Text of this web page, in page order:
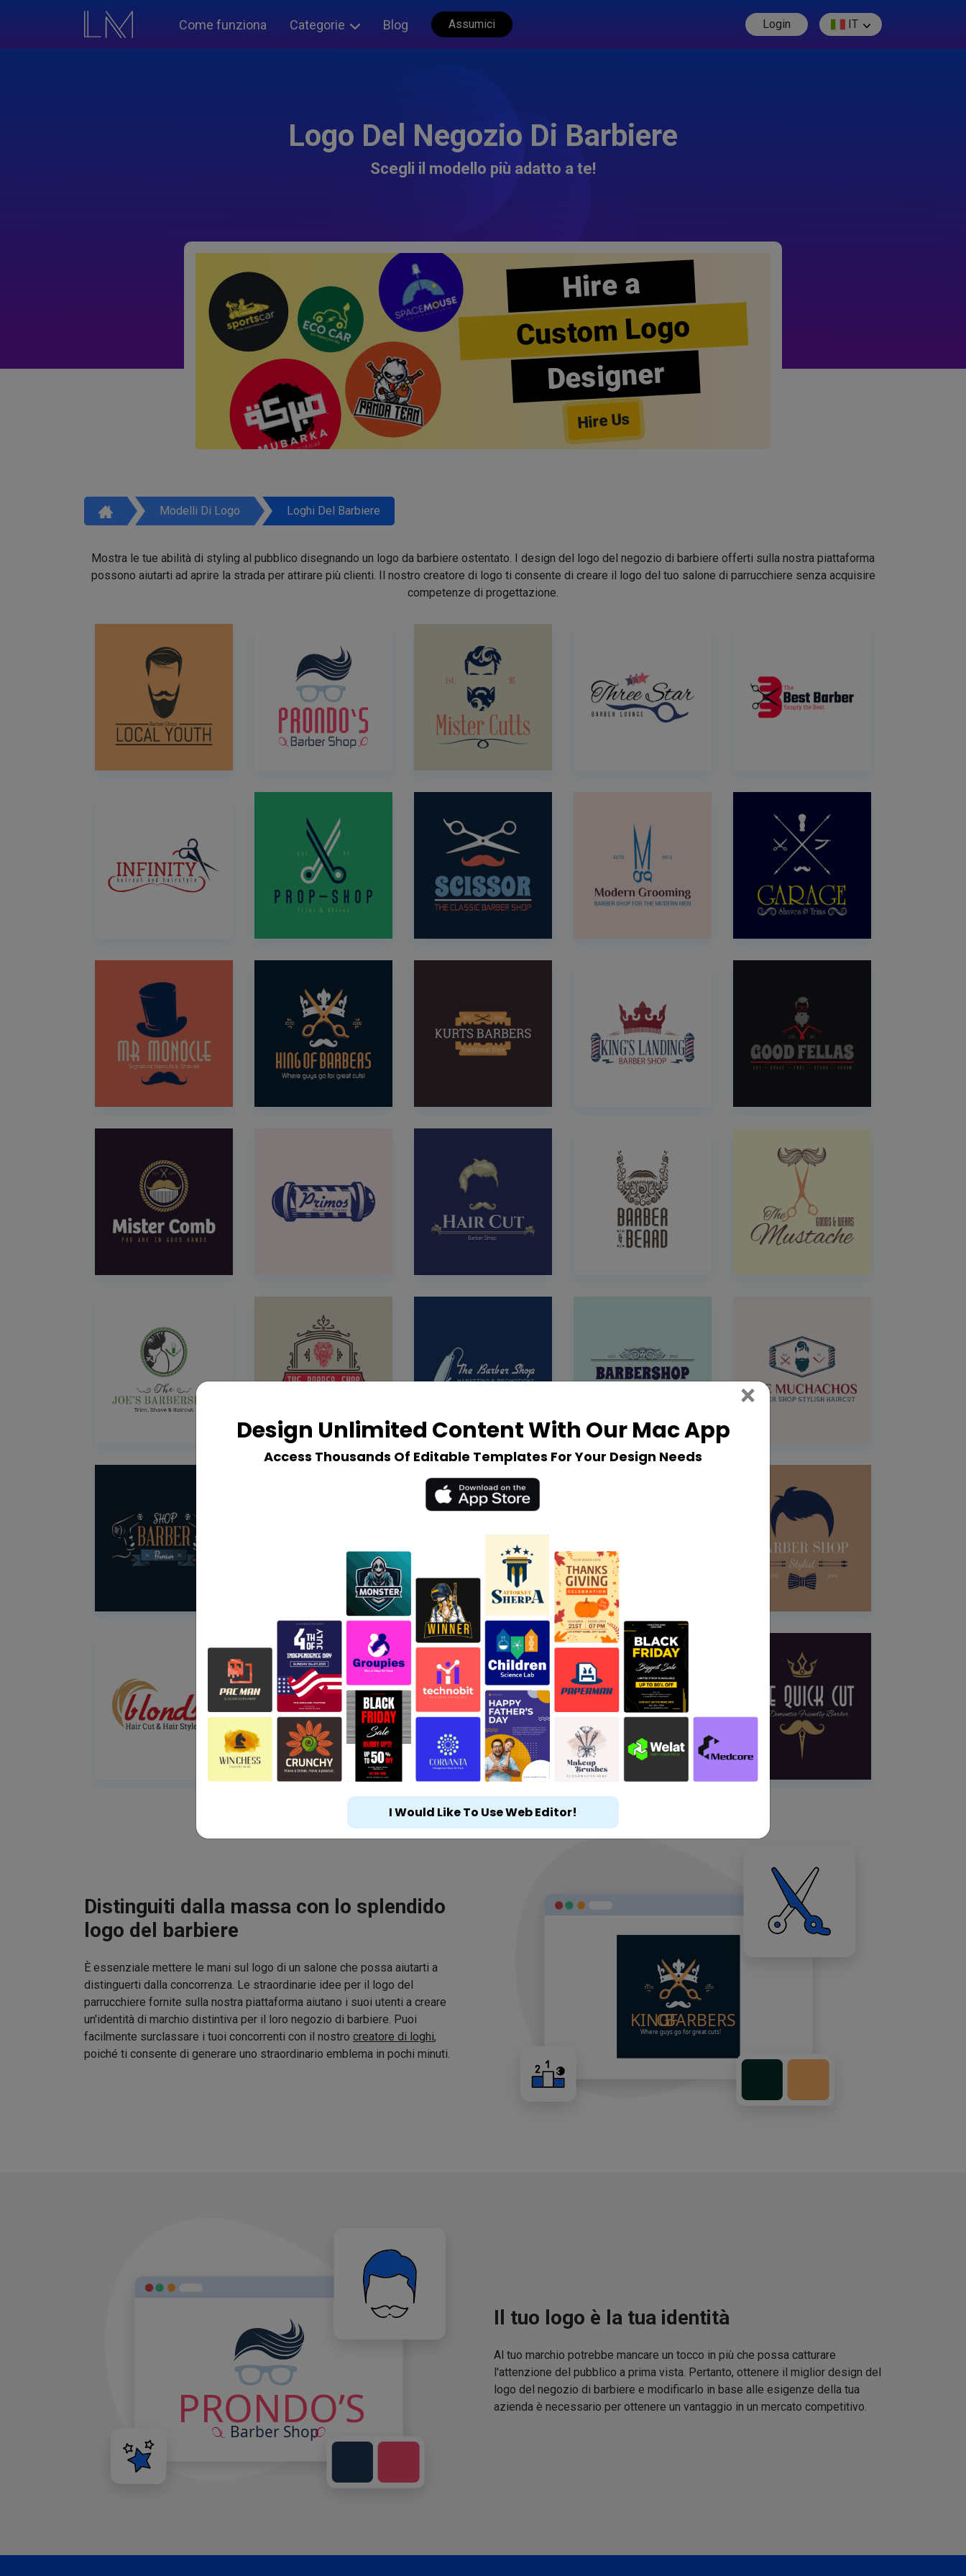
Come funziona Categorie Blog Assumici Login IT
Logo Del Negozio Di Barbiere
Scegli il modello più adatto a te!
Hire a
Custom Logo
Designer
Hire Us
Modelli Di Logo Loghi Del Barbiere
Mostra le tue abilità di styling al pubblico disegnando un logo da barbiere ostentato. I design del logo del negozio di barbiere offerti sulla nostra piattaforma
possono aiutarti ad aprire la strada per attirare più clienti. Il nostro creatore di logo ti consente di creare il logo del tuo salone di parrucchiere senza acquisire
competenze di progettazione.
Distinguiti dalla massa con lo splendido
logo del barbiere
È essenziale mettere le mani sul logo di un salone che possa aiutarti a
distinguerti dalla concorrenza. Le straordinarie idee per il logo del
parrucchiere fornite sulla nostra piattaforma aiutano i suoi utenti a creare
un'identità di marchio distintiva per il loro negozio di barbiere. Puoi
facilmente surclassare i tuoi concorrenti con il nostro creatore di loghi,
poiché ti consente di generare uno straordinario emblema in pochi minuti.
Il tuo logo è la tua identità
Al tuo marchio potrebbe mancare un tocco in più che possa catturare
l'attenzione del pubblico a prima vista. Pertanto, ottenere il miglior design del
logo del negozio di barbiere e modificarlo in base alle esigenze della tua
azienda è necessario per ottenere un vantaggio in un mercato competitivo.
Design Unlimited Content With Our Mac App
Access Thousands Of Editable Templates For Your Design Needs
× Close
I Would Like To Use Web Editor!